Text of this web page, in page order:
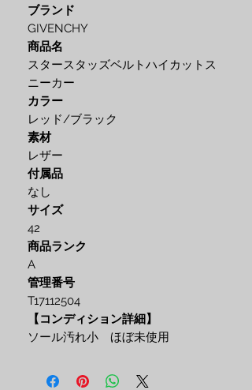
ブランド
GIVENCHY
商品名
スタースタッズベルトハイカットス
ニーカー
カラー
レッド/ブラック
素材
レザー
付属品
なし
サイズ
42
商品ランク
A
管理番号
T17112504
【コンディション詳細】
ソール汚れ小 ほぼ未使用